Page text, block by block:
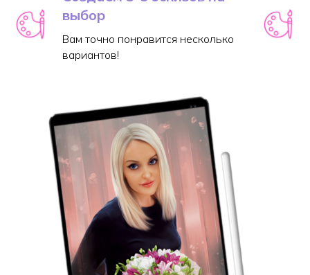
выбор
Вам точно понравится несколько
вариантов!